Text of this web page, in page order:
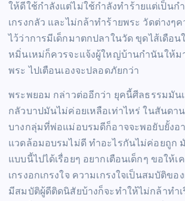
ให้ดีใช้กำลังแต่ไม่ใช้กำลังทำร้ายแต่เป็นก
เกรงกลัว และไม่กล้าทำร้ายพระ วัดต่างๆ
ไว้ว่าการมีเด็กมาตกปลาในวัด ขุดไส้เดือน
หมิ่นเหม่ก็ควรจะแจ้งผู้ใหญ่บ้านกำนันให้ม
พระ ไปเตือนเองจะปลอดภัยกว่า
พระพยอม กล่าวต่ออีกว่า ยุคนี้ศีลธรรมมัน
กลัวบาปมันไม่ค่อยเหลือเท่าไหร่ ในสันดา
บางกลุ่มที่พ่อแม่อบรมดีก็อาจจะพอยับยั้งอ
แวดล้อมอบรมไม่ดี ทำอะไรกันไม่ค่อยถูก มั
แบบนี้ไปได้เรื่อยๆ อยากเตือนเด็กๆ ขอให้
เกรงอกเกรงใจ ความเกรงใจเป็นสมบัติข
มีสมบัติผู้ดีติดนิสัยบ้างก็จะทำให้ไม่กล้าทำเ